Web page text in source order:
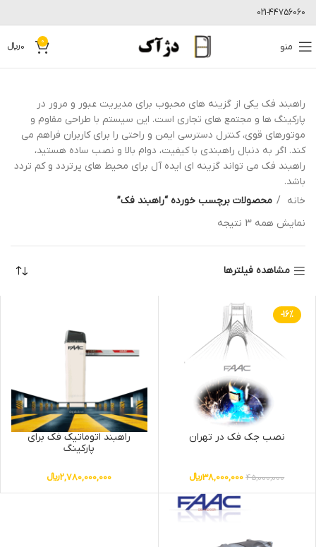
021-44756060
منو 0
0﷼
راهبند فک یکی از گزینه های محبوب برای مدیریت عبور و مرور در
پارکینگ ها و مجتمع های تجاری است. این سیستم با طراحی مقاوم و
موتورهای قوی، کنترل دسترسی ایمن و راحتی را برای کاربران فراهم می
کند. اگر به دنبال راهبندی با کیفیت، دوام بالا و نصب ساده هستید،
راهبند فک می تواند گزینه ای ایده آل برای محیط های پرتردد و کم تردد
باشد.
خانه
محصولات برچسب خورده “راهبند فک”
نمایش همه 3 نتیجه
مشاهده فیلترها
-16%
نصب جک فک در تهران
45,000,000
38,000,000﷼
راهبند اتوماتیک فک برای
پارکینگ
2,780,000,000﷼